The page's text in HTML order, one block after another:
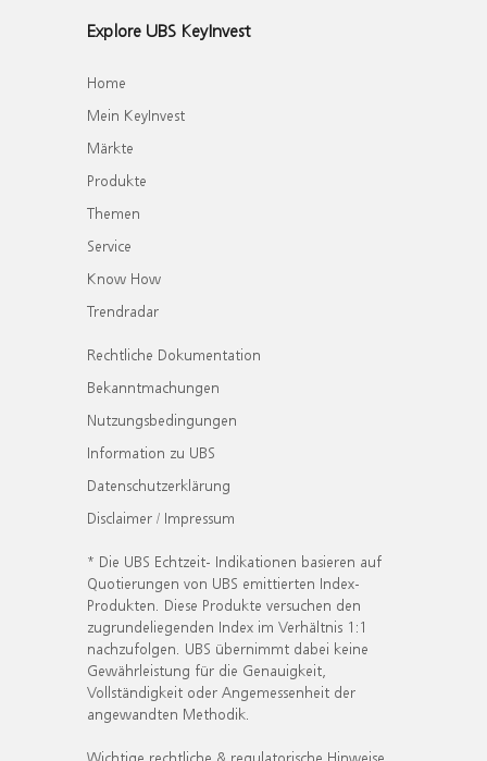
Explore UBS KeyInvest
Home
Mein KeyInvest
Märkte
Produkte
Themen
Service
Know How
Trendradar
Rechtliche Dokumentation
Bekanntmachungen
Nutzungsbedingungen
Information zu UBS
Datenschutzerklärung
Disclaimer / Impressum
* Die UBS Echtzeit- Indikationen basieren auf
Quotierungen von UBS emittierten Index-
Produkten. Diese Produkte versuchen den
zugrundeliegenden Index im Verhältnis 1:1
nachzufolgen. UBS übernimmt dabei keine
Gewährleistung für die Genauigkeit,
Vollständigkeit oder Angemessenheit der
angewandten Methodik.